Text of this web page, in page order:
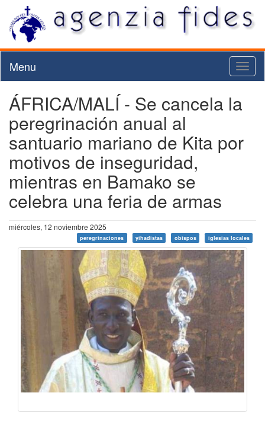
Menu
ÁFRICA/MALÍ - Se cancela la
peregrinación anual al
santuario mariano de Kita por
motivos de inseguridad,
mientras en Bamako se
celebra una feria de armas
miércoles, 12 noviembre 2025
peregrinaciones yihadistas obispos iglesias locales